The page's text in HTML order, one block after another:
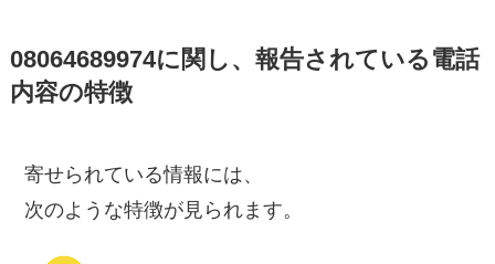
08064689974に関し、報告されている電話
内容の特徴
寄せられている情報には、
次のような特徴が見られます。